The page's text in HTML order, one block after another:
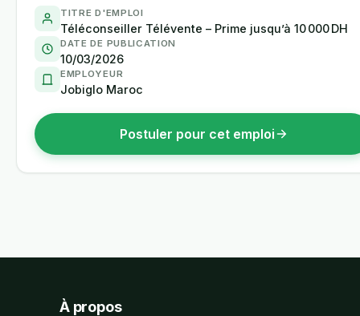
TITRE D'EMPLOI
Téléconseiller Télévente – Prime jusqu’à 10 000 DH
DATE DE PUBLICATION
10/03/2026
EMPLOYEUR
Jobiglo Maroc
Postuler pour cet emploi
À propos